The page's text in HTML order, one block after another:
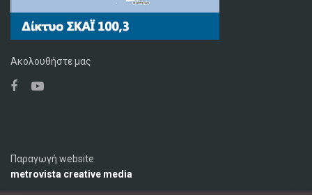
Ακολουθήστε μας
Παραγωγή website
metrovista creative media